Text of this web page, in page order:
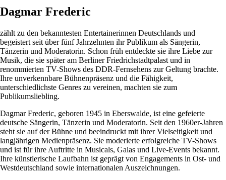
Dagmar Frederic
zählt zu den bekanntesten Entertainerinnen Deutschlands und
begeistert seit über fünf Jahrzehnten ihr Publikum als Sängerin,
Tänzerin und Moderatorin. Schon früh entdeckte sie ihre Liebe zur
Musik, die sie später am Berliner Friedrichstadtpalast und in
renommierten TV-Shows des DDR-Fernsehens zur Geltung brachte.
Ihre unverkennbare Bühnenpräsenz und die Fähigkeit,
unterschiedlichste Genres zu vereinen, machten sie zum
Publikumsliebling.
Dagmar Frederic, geboren 1945 in Eberswalde, ist eine gefeierte
deutsche Sängerin, Tänzerin und Moderatorin. Seit den 1960er-Jahren
steht sie auf der Bühne und beeindruckt mit ihrer Vielseitigkeit und
langjährigen Medienpräsenz. Sie moderierte erfolgreiche TV-Shows
und ist für ihre Auftritte in Musicals, Galas und Live-Events bekannt.
Ihre künstlerische Laufbahn ist geprägt von Engagements in Ost- und
Westdeutschland sowie internationalen Auszeichnungen.